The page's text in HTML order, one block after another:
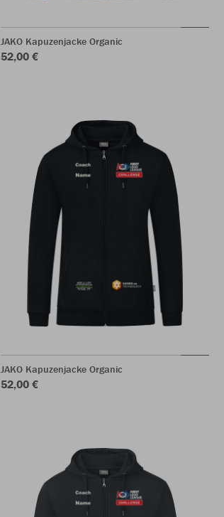
JAKO Kapuzenjacke Organic
52,00 €
JAKO Kapuzenjacke Organic
52,00 €